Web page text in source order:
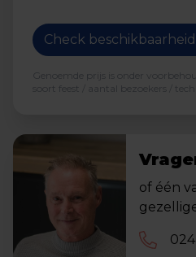
Check beschikbaarheid
Genoemde prijs is onder
soort feest / aantal bezoekers /
of één